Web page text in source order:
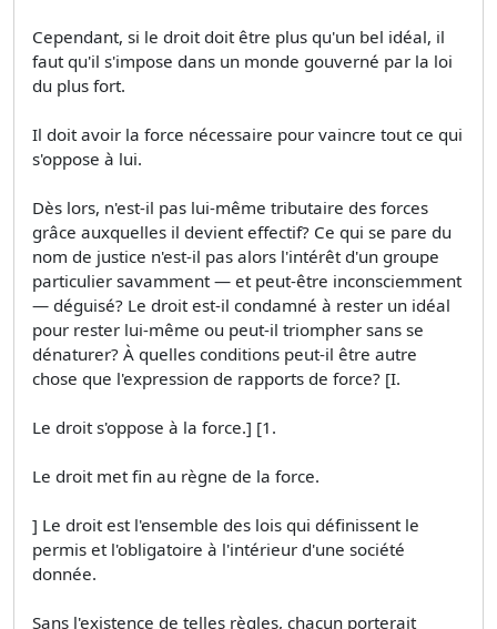
Cependant, si le droit doit être plus qu'un bel idéal, il
faut qu'il s'impose dans un monde gouverné par la loi
du plus fort.
Il doit avoir la force nécessaire pour vaincre tout ce qui
s'oppose à lui.
Dès lors, n'est-il pas lui-même tributaire des forces
grâce auxquelles il devient effectif? Ce qui se pare du
nom de justice n'est-il pas alors l'intérêt d'un groupe
particulier savamment — et peut-être inconsciemment
— déguisé? Le droit est-il condamné à rester un idéal
pour rester lui-même ou peut-il triompher sans se
dénaturer? À quelles conditions peut-il être autre
chose que l'expression de rapports de force? [I.
Le droit s'oppose à la force.] [1.
Le droit met fin au règne de la force.
] Le droit est l'ensemble des lois qui définissent le
permis et l'obligatoire à l'intérieur d'une société
donnée.
Sans l'existence de telles règles, chacun porterait